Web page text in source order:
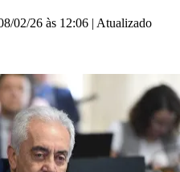
02/26 às 12:06 | Atualizado